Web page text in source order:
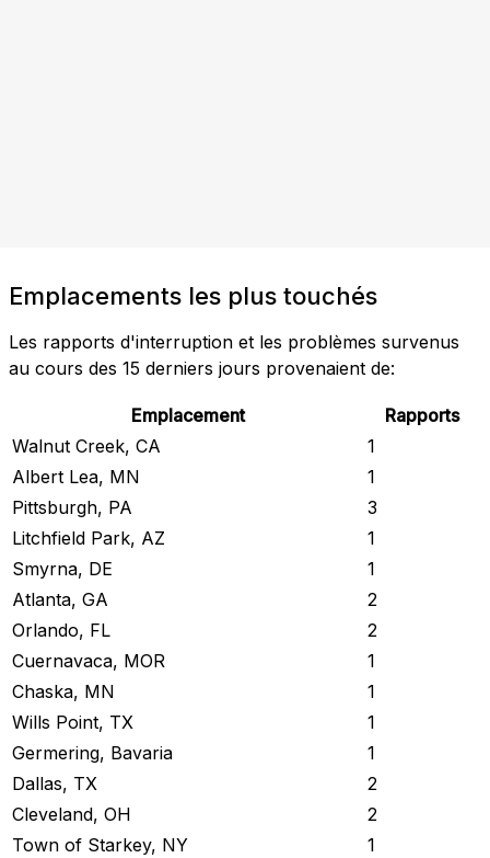
Emplacements les plus touchés
Les rapports d'interruption et les problèmes survenus
au cours des 15 derniers jours provenaient de:
Emplacement
Rapports
Walnut Creek, CA
1
Albert Lea, MN
1
Pittsburgh, PA
3
Litchfield Park, AZ
1
Smyrna, DE
1
Atlanta, GA
2
Orlando, FL
2
Cuernavaca, MOR
1
Chaska, MN
1
Wills Point, TX
1
Germering, Bavaria
1
Dallas, TX
2
Cleveland, OH
2
Town of Starkey, NY
1